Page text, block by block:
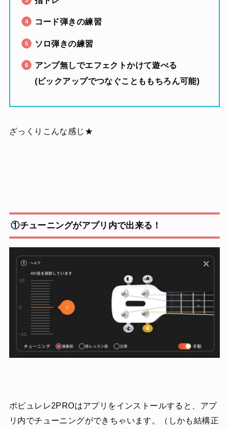
コード弾きの練習
ソロ弾きの練習
アンプ無しでエフェクトかけて遊べる
(ビックアップでつなぐことももちろん可能)
ざっくりこんな感じ★
①チューニングがアプリ内で出来る！
ポピュレレ2PROはアプリをインストールすると、アプ
リ内でチューニングができちゃいます。（しかも結構正